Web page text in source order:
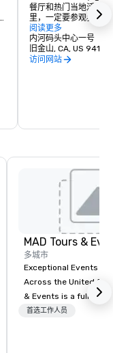
餐厅和热门当地活动
里，一定要参观我们
电影院和许多其他现
性塔楼中，您还可以
服务提供商，为您提
心地带，有这么多东
阅读更多
内河码头中心一号
旧金山, CA, US 94111
访问网站
MAD Tours &
多城市
Exceptional Events &
Across the United States! MAD
& Events is a full-
Management
首选工作人员